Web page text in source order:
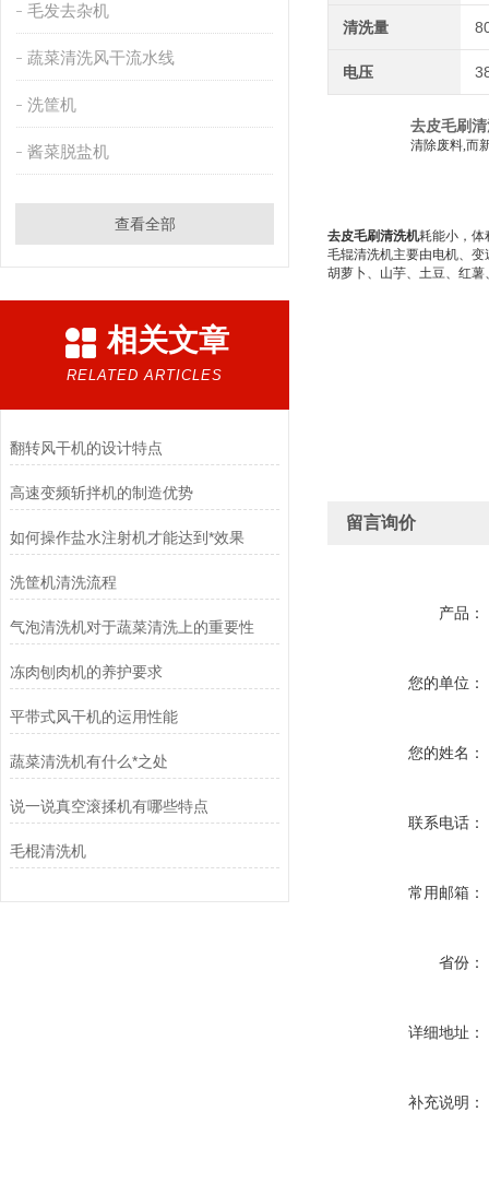
毛发去杂机
蔬菜清洗风干流水线
洗筐机
酱菜脱盐机
查看全部
相关文章
RELATED ARTICLES
翻转风干机的设计特点
高速变频斩拌机的制造优势
如何操作盐水注射机才能达到*效果
洗筐机清洗流程
气泡清洗机对于蔬菜清洗上的重要性
冻肉刨肉机的养护要求
平带式风干机的运用性能
蔬菜清洗机有什么*之处
说一说真空滚揉机有哪些特点
毛棍清洗机
清洗量
电压
去皮毛刷
清除废料,而
去皮毛刷清洗机耗能小，体
毛辊清洗机主要由电机、
胡萝卜、山芋、土豆、红
留言询价
产品：
您的单位：
您的姓名：
联系电话：
常用邮箱：
省份：
详细地址：
补充说明：